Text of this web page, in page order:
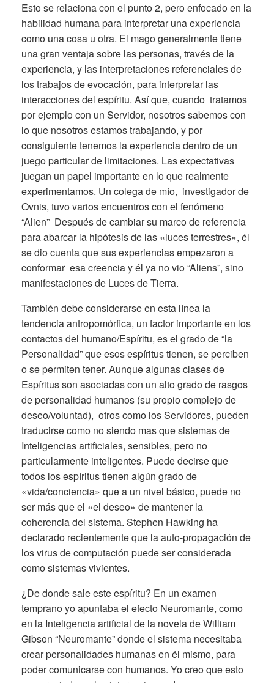
Esto se relaciona con el punto 2, pero enfocado en la
habilidad humana para interpretar una experiencia
como una cosa u otra. El mago generalmente tiene
una gran ventaja sobre las personas, través de la
experiencia, y las interpretaciones referenciales de
los trabajos de evocación, para interpretar las
interacciones del espíritu. Así que, cuando tratamos
por ejemplo con un Servidor, nosotros sabemos con
lo que nosotros estamos trabajando, y por
consiguiente tenemos la experiencia dentro de un
juego particular de limitaciones. Las expectativas
juegan un papel importante en lo que realmente
experimentamos. Un colega de mío, investigador de
Ovnis, tuvo varios encuentros con el fenómeno
“Alien” Después de cambiar su marco de referencia
para abarcar la hipótesis de las «luces terrestres», él
se dio cuenta que sus experiencias empezaron a
conformar esa creencia y él ya no vio “Aliens”, sino
manifestaciones de Luces de Tierra.
También debe considerarse en esta línea la
tendencia antropomórfica, un factor importante en los
contactos del humano/Espíritu, es el grado de “la
Personalidad” que esos espíritus tienen, se perciben
o se permiten tener. Aunque algunas clases de
Espíritus son asociadas con un alto grado de rasgos
de personalidad humanos (su propio complejo de
deseo/voluntad), otros como los Servidores, pueden
traducirse como no siendo mas que sistemas de
Inteligencias artificiales, sensibles, pero no
particularmente inteligentes. Puede decirse que
todos los espíritus tienen algún grado de
«vida/conciencia» que a un nivel básico, puede no
ser más que el «el deseo» de mantener la
coherencia del sistema. Stephen Hawking ha
declarado recientemente que la auto-propagación de
los virus de computación puede ser considerada
como sistemas vivientes.
¿De donde sale este espíritu? En un examen
temprano yo apuntaba el efecto Neuromante, como
en la Inteligencia artificial de la novela de William
Gibson “Neuromante” donde el sistema necesitaba
crear personalidades humanas en él mismo, para
poder comunicarse con humanos. Yo creo que esto